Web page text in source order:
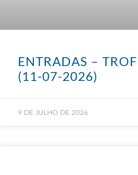
ENTRADAS –
(11-07-2026)
9 DE JULHO DE 2026